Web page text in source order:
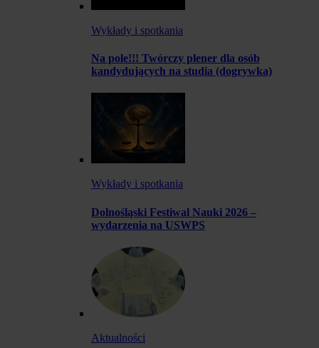
Wykłady i spotkania
Na pole!!! Twórczy plener dla osób
kandydujących na studia (dogrywka)
Wykłady i spotkania
Dolnośląski Festiwal Nauki 2026 –
wydarzenia na USWPS
Aktualności